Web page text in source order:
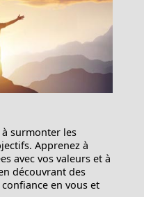
surmonter les
Apprenez à
avec vos valeurs et à
découvrant des
en vous et